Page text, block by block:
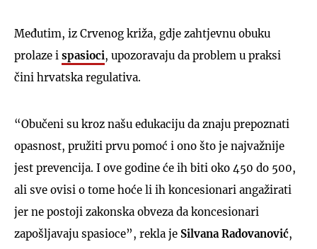
Međutim, iz Crvenog križa, gdje zahtjevnu obuku
prolaze i spasioci, upozoravaju da problem u praksi
čini hrvatska regulativa.
“Obučeni su kroz našu edukaciju da znaju prepoznati
opasnost, pružiti prvu pomoć i ono što je najvažnije
jest prevencija. I ove godine će ih biti oko 450 do 500,
ali sve ovisi o tome hoće li ih koncesionari angažirati
jer ne postoji zakonska obveza da koncesionari
zapošljavaju spasioce”, rekla je Silvana Radovanović,